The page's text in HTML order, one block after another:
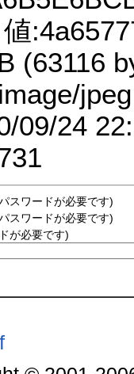
(63116
jpeg
09/24
スワードが必要です)
スワードが必要です)
が必要です)